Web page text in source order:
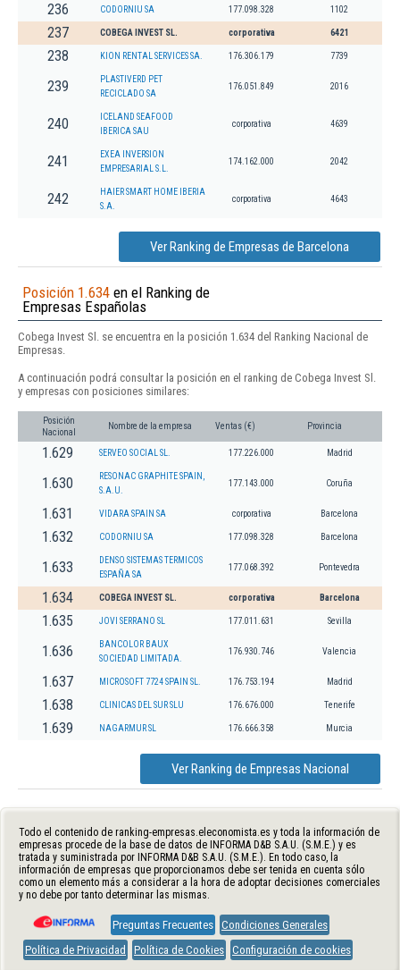
236 CODORNIU SA 177.098.328 1102
237 COBEGA INVEST SL. corporativa 6421
238 KION RENTAL SERVICES SA. 176.306.179 7739
239
PLASTIVERD PET
RECICLADO SA
176.051.849 2016
240
ICELAND SEAFOOD
IBERICA SAU
corporativa 4639
241
EXEA INVERSION
EMPRESARIAL S.L.
174.162.000 2042
242
HAIER SMART HOME IBERIA
S.A.
corporativa 4643
Ver Ranking de Empresas de Barcelona
Posición 1.634 en el Ranking de
Empresas Españolas
Cobega Invest Sl. se encuentra en la posición 1.634 del Ranking Nacional de
Empresas.
A continuación podrá consultar la posición en el ranking de Cobega Invest Sl.
y empresas con posiciones similares:
Posición
Nacional
Nombre de la empresa Ventas (€) Provincia
1.629 SERVEO SOCIAL SL. 177.226.000 Madrid
1.630
RESONAC GRAPHITE SPAIN,
S.A.U.
177.143.000 Coruña
1.631 VIDARA SPAIN SA corporativa Barcelona
1.632 CODORNIU SA 177.098.328 Barcelona
1.633
DENSO SISTEMAS TERMICOS
ESPAÑA SA
177.068.392 Pontevedra
1.634 COBEGA INVEST SL. corporativa Barcelona
1.635 JOVI SERRANO SL 177.011.631 Sevilla
1.636
BANCOLOR BAUX
SOCIEDAD LIMITADA.
176.930.746 Valencia
1.637 MICROSOFT 7724 SPAIN SL. 176.753.194 Madrid
1.638 CLINICAS DEL SUR SLU 176.676.000 Tenerife
1.639 NAGARMUR SL 176.666.358 Murcia
Ver Ranking de Empresas Nacional
Todo el contenido de ranking-empresas.eleconomista.es y toda la información de
empresas procede de la base de datos de INFORMA D&B S.A.U. (S.M.E.) y es
tratada y suministrada por INFORMA D&B S.A.U. (S.M.E.). En todo caso, la
información de empresas que proporcionamos debe ser tenida en cuenta sólo
como un elemento más a considerar a la hora de adoptar decisiones comerciales
y no debe por tanto determinar las mismas.
Preguntas Frecuentes Condiciones Generales
Política de Privacidad
Política de Cookies Configuración de cookies